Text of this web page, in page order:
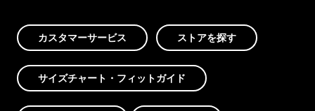
カスタマーサービス ストアを探す
サイズチャート・フィットガイド